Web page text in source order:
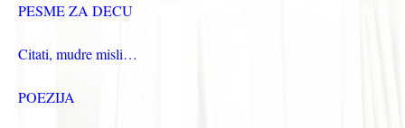
PESME ZA DECU
Citati, mudre misli…
POEZIJA